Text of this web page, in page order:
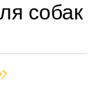
собак